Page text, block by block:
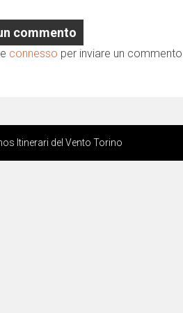
commento
connesso per inviare un
Itinerari del Vento Torino